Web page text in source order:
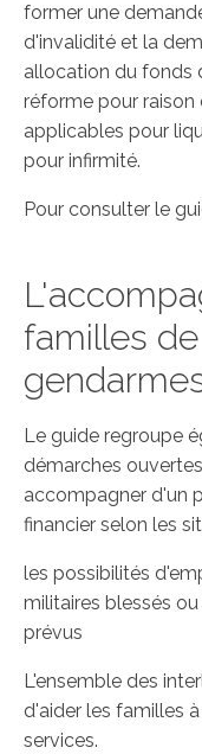
former une
d'invalidité et la
allocation du fonds
réforme pour raison
applicables pour
pour infirmité.
Pour consulter le
familles
Le guide regroupe
démarches
accompagner d'un
financier selon les
les possibilités
militaires blessés
prévus
L'ensemble des
d'aider les familles
services.